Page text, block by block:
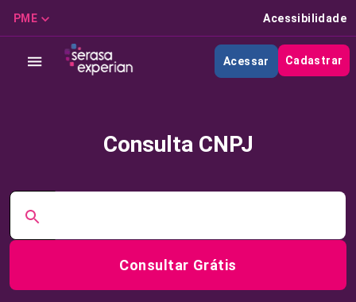
PME Acessibilidade
Acessar Cadastrar
Consulta CNPJ
Consultar Grátis